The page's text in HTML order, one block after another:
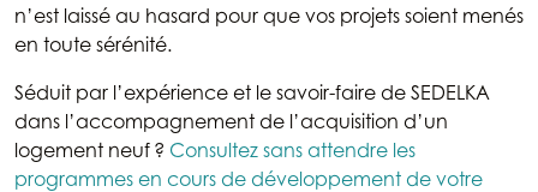
n’est laissé au hasard pour que vos projets soient menés
en toute sérénité.
Séduit par l’expérience et le savoir-faire de SEDELKA
dans l’accompagnement de l’acquisition d’un
logement neuf ? Consultez sans attendre les
programmes en cours de développement de votre